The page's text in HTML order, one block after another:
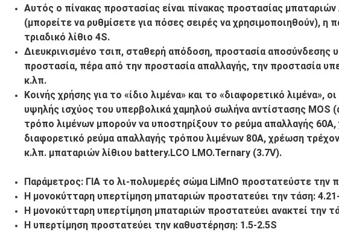
Αυτός ο πίνακας προστασίας είναι πίνακας προστασίας
(μπορείτε να ρυθμίσετε για πόσες σειρές να χρησιμοποιηθούν), η
τριαδικό λίθιο 4S.
Διευκρινισμένο τσιπ, σταθερή απόδοση, προστασία αποσύνδεσης
προστασία, πέρα από την προστασία απαλλαγής, την προστασία
κ.λπ.
Κοινής χρήσης για το «ίδιο λιμένα» και το «διαφορετικό λιμένα»,
υψηλής ισχύος του υπερβολικά χαμηλού σωλήνα αντίστασης MOS
τρόπο λιμένων μπορούν να υποστηρίξουν το ρεύμα απαλλαγής
διαφορετικό ρεύμα απαλλαγής τρόπου λιμένων 80A, χρέωση
κ.λπ. μπαταριών λίθιου battery.LCO LMO.Ternary (3.7V).
Παράμετρος: ΓΙΑ το λι-πολυμερές σώμα LiMnO προστατεύστε την
Η μονοκύτταρη υπερτίμηση μπαταριών προστατεύει την τάση:
Η μονοκύτταρη υπερτίμηση μπαταριών προστατεύει ανακτεί την
Η υπερτίμηση προστατεύει την καθυστέρηση: 1.5-2.5S